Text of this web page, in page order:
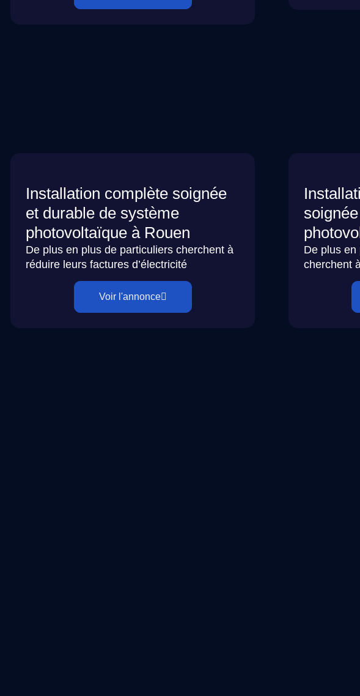
Installation complète soignée
et durable de système
photovoltaïque à Rouen
De plus en plus de particuliers cherchent à
réduire leurs factures d’électricité
Voir l'annonce
De plus en
cherchent